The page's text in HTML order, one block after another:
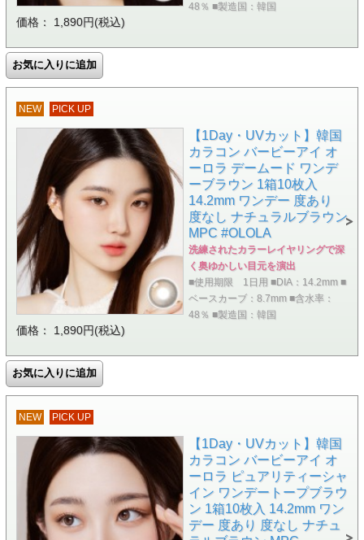
48％ ■製造国：韓国
価格： 1,890円(税込)
NEW PICK UP
【1Day・UVカット】韓国
カラコン バービーアイ オ
ーロラ デームード ワンデ
ーブラウン 1箱10枚入
14.2mm ワンデー 度あり
度なし ナチュラルブラウン
MPC #OLOLA
洗練されたカラーレイヤリングで深
く奥ゆかしい目元を演出
■使用期限 1日用 ■DIA：14.2mm ■
ベースカーブ：8.7mm ■含水率：
48％ ■製造国：韓国
価格： 1,890円(税込)
NEW PICK UP
【1Day・UVカット】韓国
カラコン バービーアイ オ
ーロラ ピュアリティーシャ
イン ワンデートープブラウ
ン 1箱10枚入 14.2mm ワン
デー 度あり 度なし ナチュ